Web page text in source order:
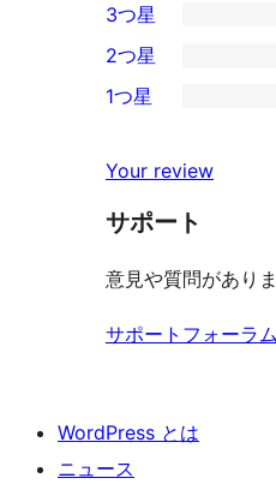
星
レ
ビ
ー
4-
星
レ
ュ
ー
0
3-
星
ビ
ュ
3つ星
2-
レ
ビ
ー
2つ星
星
レ
ュ
ー
1つ星
Your review
サポート
意見や質問があり
サポートフォーラ
WordPress とは
ニュース